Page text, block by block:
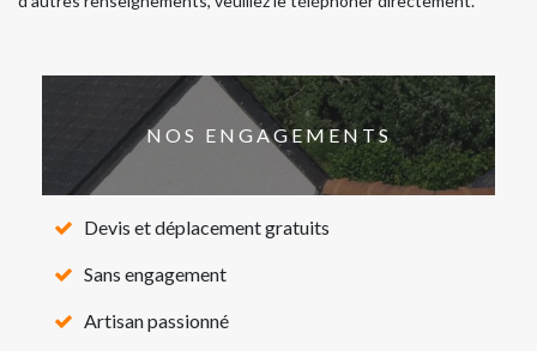
NOS ENGAGEMENTS
Devis et déplacement gratuits
Sans engagement
Artisan passionné